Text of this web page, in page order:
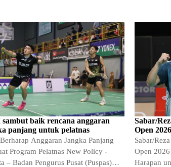
sambut baik rencana anggaran
panjang untuk pelatnas
Anggaran Jangka Panjang
Program Pelatnas New Policy -
– Badan Pengurus Pusat (Puspas)
Sabar/
Open 2026
Sabar/
Open
Harapan